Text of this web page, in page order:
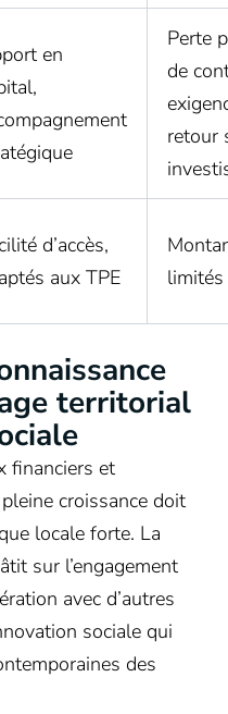
en
Perte
de
retour
d’accès,
aux TPE
limités
territorial
financiers et
croissance doit
locale forte. La
sur l’engagement
avec d’autres
sociale qui
des